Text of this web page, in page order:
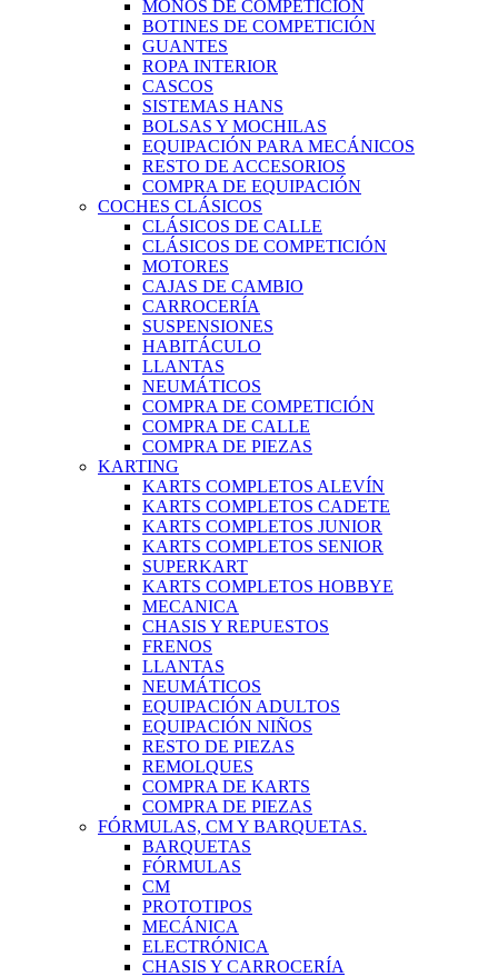
MONOS DE COMPETICIÓN
BOTINES DE COMPETICIÓN
GUANTES
ROPA INTERIOR
CASCOS
SISTEMAS HANS
BOLSAS Y MOCHILAS
EQUIPACIÓN PARA MECÁNICOS
RESTO DE ACCESORIOS
COMPRA DE EQUIPACIÓN
COCHES CLÁSICOS
CLÁSICOS DE CALLE
CLÁSICOS DE COMPETICIÓN
MOTORES
CAJAS DE CAMBIO
CARROCERÍA
SUSPENSIONES
HABITÁCULO
LLANTAS
NEUMÁTICOS
COMPRA DE COMPETICIÓN
COMPRA DE CALLE
COMPRA DE PIEZAS
KARTING
KARTS COMPLETOS ALEVÍN
KARTS COMPLETOS CADETE
KARTS COMPLETOS JUNIOR
KARTS COMPLETOS SENIOR
SUPERKART
KARTS COMPLETOS HOBBYE
MECANICA
CHASIS Y REPUESTOS
FRENOS
LLANTAS
NEUMÁTICOS
EQUIPACIÓN ADULTOS
EQUIPACIÓN NIÑOS
RESTO DE PIEZAS
REMOLQUES
COMPRA DE KARTS
COMPRA DE PIEZAS
FÓRMULAS, CM Y BARQUETAS.
BARQUETAS
FÓRMULAS
CM
PROTOTIPOS
MECÁNICA
ELECTRÓNICA
CHASIS Y CARROCERÍA